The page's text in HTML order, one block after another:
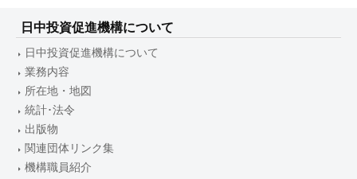
日中投資促進機構について
日中投資促進機構について
業務内容
所在地・地図
統計･法令
出版物
関連団体リンク集
機構職員紹介